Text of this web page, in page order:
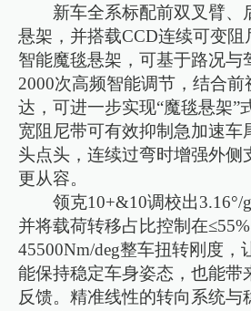
新车全系标配前双叉臂、
悬架，并搭载CCD连续可变
智能魔毯悬架，可基于路况与
2000次高频智能调节，结合
达，可进一步实现“魔毯悬架”
宽阻尼带可有效抑制急加速车
头点头，连续过弯时增强外侧
更从容。
领克10+&10调校出3.16°/
并将载荷转移占比控制在
45500Nm/deg整车扭转刚度，
能保持稳定车身姿态，也能带
反馈。精准线性的转向系统与